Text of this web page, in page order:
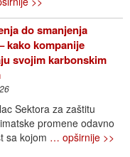
do smanjenja
kako kompanije
svojim karbonskim
Sektora za zaštitu
promene odavno
sa kojom … opširnije >>